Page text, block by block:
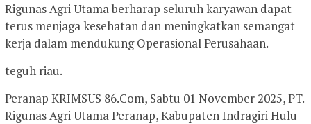
Rigunas Agri Utama berharap seluruh karyawan dapat
terus menjaga kesehatan dan meningkatkan semangat
kerja dalam mendukung Operasional Perusahaan.
teguh riau.
Peranap KRIMSUS 86.Com, Sabtu 01 November 2025, PT.
Rigunas Agri Utama Peranap, Kabupaten Indragiri Hulu